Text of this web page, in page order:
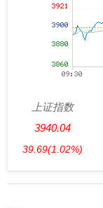
上证指数
3940.04
39.69(1.02%)